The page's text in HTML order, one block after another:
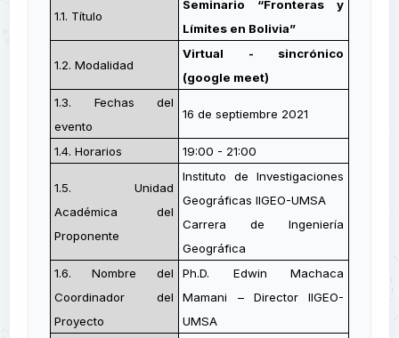
1.1. Título
Seminario “Fronteras y
Límites en Bolivia”
1.2. Modalidad
Virtual - sincrónico
(google meet)
1.3. Fechas del
evento
16 de septiembre 2021
1.4. Horarios 19:00 - 21:00
1.5. Unidad
Académica del
Proponente
Instituto de Investigaciones
Geográficas IIGEO-UMSA
Carrera de Ingeniería
Geográfica
1.6. Nombre del
Coordinador del
Proyecto
Ph.D. Edwin Machaca
Mamani – Director IIGEO-
UMSA